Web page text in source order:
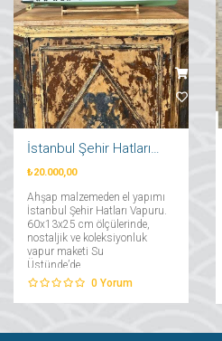
₺20.000,00
Ahşap malzemeden el yapımı
İstanbul Şehir Hatları Vapuru.
60x13x25 cm ölçülerinde,
nostaljik ve koleksiyonluk
vapur maketi Su
Üstünde’de....
0 Yorum